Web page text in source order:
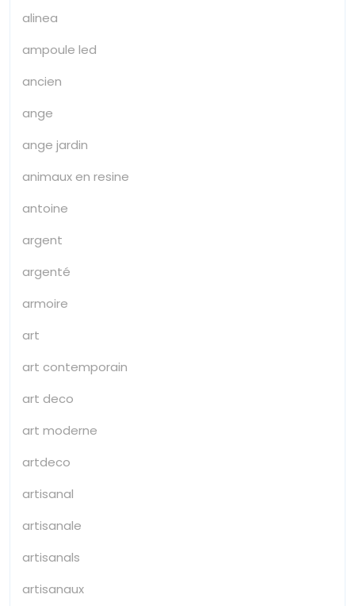
alinea
ampoule led
ancien
ange
ange jardin
animaux en resine
antoine
argent
argenté
armoire
art
art contemporain
art deco
art moderne
artdeco
artisanal
artisanale
artisanals
artisanaux